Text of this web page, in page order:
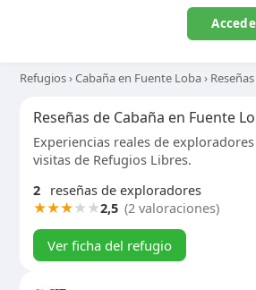
Refugios›Cabaña en Fuente Loba› Reseñas
Reseñas de Cabaña en Fuente
Experiencias reales de
visitas de Refugios Libres.
2
reseñas de exploradores
★★★★★2,5 (2 valoraciones)
Ver ficha del refugio